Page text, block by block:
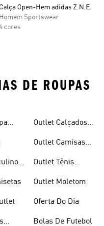
Calça Open-Hem adidas Z.N.E.
Homem Sportswear
cores
DE ROUPAS
Outlet Calçados
Outlet Camisas
Outlet Tênis
Outlet Moletom
Oferta Do Dia
Bolas De Futebol